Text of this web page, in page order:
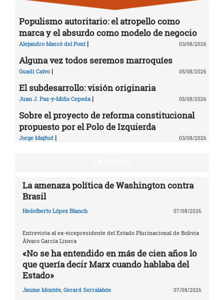
Populismo autoritario: el atropello como
marca y el absurdo como modelo de negocio
Alejandro Marcó del Pont | 03/08/2026
Alguna vez todos seremos marroquíes
Guadi Calvo | 05/08/2026
El subdesarrollo: visión originaria
Juan J. Paz-y-Miño Cepeda | 05/08/2026
Sobre el proyecto de reforma constitucional
propuesto por el Polo de Izquierda
Jorge Majfud | 03/08/2026
La amenaza política de Washington contra
Brasil
Hedelberto López Blanch 07/08/2026
Entrevista al ex-vicepresidente del Estado Plurinacional de Bolivia
Álvaro García Linera
«No se ha entendido en más de cien años lo
que quería decir Marx cuando hablaba del
Estado»
Jaume Montés, Gerard Serralabós 07/08/2026